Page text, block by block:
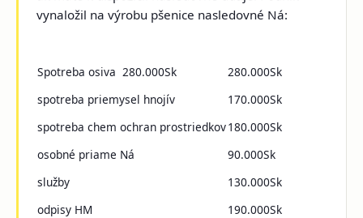
vynaložil na výrobu pšenice nasledovné Ná:
Spotreba osiva 280.000Sk
280.000Sk
spotreba priemysel hnojív
170.000Sk
spotreba chem ochran prostriedkov180.000Sk
osobné priame Ná
90.000Sk
služby
130.000Sk
odpisy HM
190.000Sk